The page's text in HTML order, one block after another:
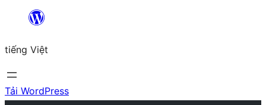
Chuyển
phần
nội
dung
tiếng Việt
Tải WordPress